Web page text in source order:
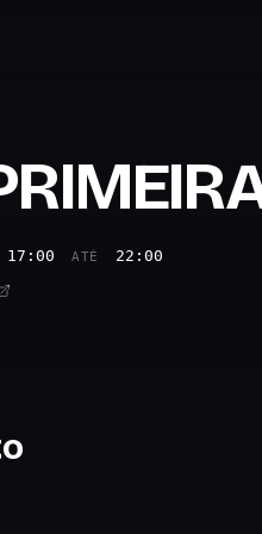
17:00 ATÉ 22:00